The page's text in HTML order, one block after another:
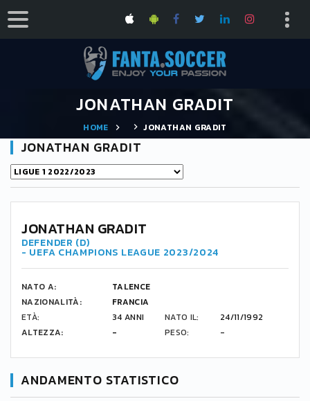
JONATHAN GRADIT
HOME JONATHAN GRADIT
JONATHAN GRADIT
24
JONATHAN GRADIT
DEFENDER (D)
- UEFA CHAMPIONS LEAGUE 2023/2024
NATO A:
TALENCE
NAZIONALITÀ:
FRANCIA
ETÀ:
34 ANNI NATO IL:
24/11/1992
ALTEZZA:
- PESO: -
ANDAMENTO STATISTICO